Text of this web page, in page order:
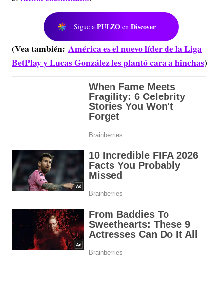
Sigue a PULZO en Discover
(Vea también: América es el nuevo líder de la Liga
BetPlay y Lucas González les plantó cara a hinchas)